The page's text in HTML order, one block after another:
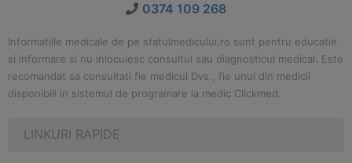
0374 109 268
Informatiile medicale de pe sfatulmedicului.ro sunt pentru educatie
si informare si nu inlocuiesc consultul sau diagnosticul medical. Este
recomandat sa consultati fie medicul Dvs., fie unul din medicii
disponibili in sistemul de programare la medic Clickmed.
LINKURI RAPIDE